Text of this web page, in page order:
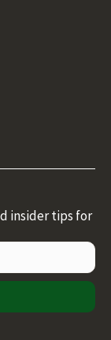
insider tips for